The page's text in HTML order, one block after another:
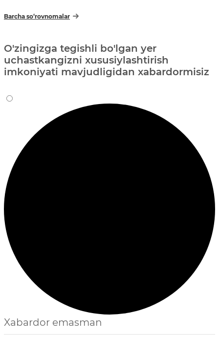
Barcha so‘rovnomalar
O'zingizga tegishli bo'lgan yer
uchastkangizni xususiylashtirish
imkoniyati mavjudligidan xabardormisiz
Xabardor emasman